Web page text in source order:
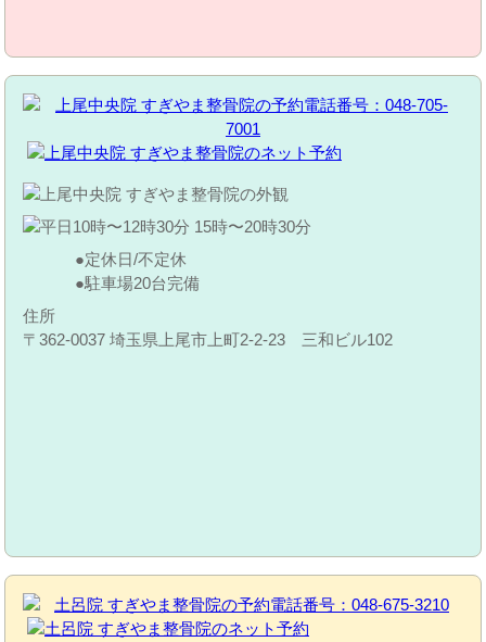
定休日/不定休
駐車場20台完備
住所
〒362-0037 埼玉県上尾市上町2-2-23 三和ビル102